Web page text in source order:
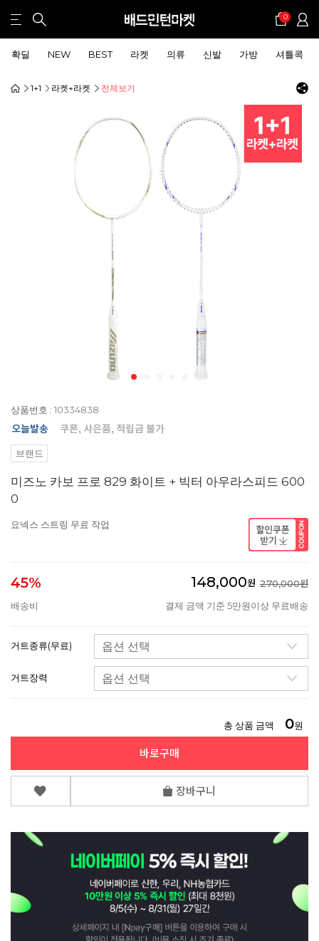
0
확딜 NEW BEST 라켓 의류 신발 가방 셔틀콕
1+1 라켓+라켓 전체보기
상품번호 : 10334838
브랜드
미즈노 카보 프로 829 화이트 + 빅터 아우라스피드 600
0
요넥스 스트링 무료 작업
45% 148,000원 270,000원
배송비
결제 금액 기준 5만원이상 무료배송
거트종류(무료)
거트장력
총 상품 금액 0원
바로구매
장바구니